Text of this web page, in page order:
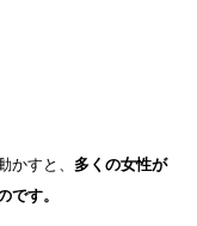
かすと、 多くの女性が
です。